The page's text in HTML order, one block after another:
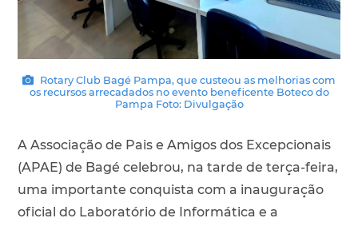
Rotary Club Bagé Pampa, que custeou as melhorias com
os recursos arrecadados no evento beneficente Boteco do
Pampa Foto: Divulgação
A Associação de Pais e Amigos dos Excepcionais
(APAE) de Bagé celebrou, na tarde de terça-feira,
uma importante conquista com a inauguração
oficial do Laboratório de Informática e a